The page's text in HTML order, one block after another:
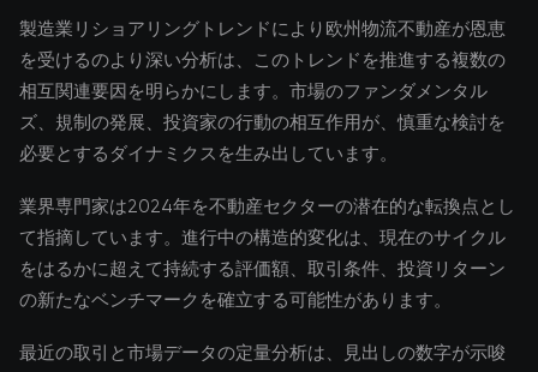
製造業リショアリングトレンドにより欧州物流不動産が恩恵
を受けるのより深い分析は、このトレンドを推進する複数の
相互関連要因を明らかにします。市場のファンダメンタル
ズ、規制の発展、投資家の行動の相互作用が、慎重な検討を
必要とするダイナミクスを生み出しています。
業界専門家は2024年を不動産セクターの潜在的な転換点とし
て指摘しています。進行中の構造的変化は、現在のサイクル
をはるかに超えて持続する評価額、取引条件、投資リターン
の新たなベンチマークを確立する可能性があります。
最近の取引と市場データの定量分析は、見出しの数字が示唆